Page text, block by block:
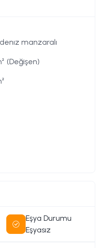
manzaralı
(Değişen)
duvar dolapları
suite
Eşya Durumu
Eşyasız